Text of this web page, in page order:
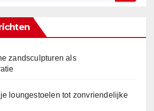
zandsculpturen als
loungestoelen tot zonvriendelijke